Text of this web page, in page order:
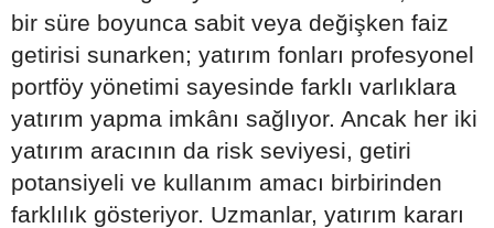
bir süre boyunca sabit veya değişken faiz
getirisi sunarken; yatırım fonları profesyonel
portföy yönetimi sayesinde farklı varlıklara
yatırım yapma imkânı sağlıyor. Ancak her iki
yatırım aracının da risk seviyesi, getiri
potansiyeli ve kullanım amacı birbirinden
farklılık gösteriyor. Uzmanlar, yatırım kararı